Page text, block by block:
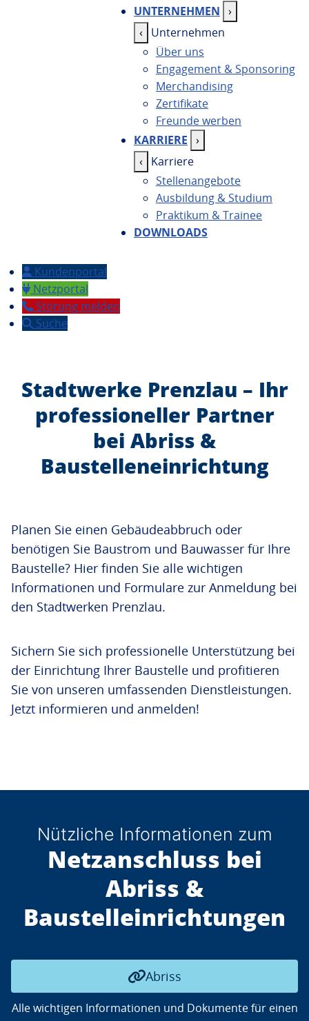
UNTERNEHMEN ›
‹
Unternehmen
Über uns
Engagement & Sponsoring
Merchandising
Zertifikate
Freunde werben
KARRIERE ›
‹
Karriere
Stellenangebote
Ausbildung & Studium
Praktikum & Trainee
DOWNLOADS
Kundenportal
Netzportal
Störung melden
Suche
Stadtwerke Prenzlau – Ihr
professioneller Partner
bei Abriss &
Baustelleneinrichtung
Planen Sie einen Gebäudeabbruch oder
benötigen Sie Baustrom und Bauwasser für Ihre
Baustelle? Hier finden Sie alle wichtigen
Informationen und Formulare zur Anmeldung bei
den Stadtwerken Prenzlau.
Sichern Sie sich professionelle Unterstützung bei
der Einrichtung Ihrer Baustelle und profitieren
Sie von unseren umfassenden Dienstleistungen.
Jetzt informieren und anmelden!
Nützliche Informationen zum
Netzanschluss bei
Abriss &
Baustelleinrichtungen
Abriss
Alle wichtigen Informationen und Dokumente für einen